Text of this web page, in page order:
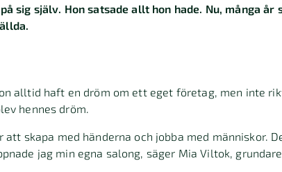
sig själv. Hon satsade allt hon hade. Nu, många år
alltid haft en dröm om ett eget företag, men inte
hennes dröm.
att skapa med händerna och jobba med människor.
jag min egna salong, säger Mia Viltok,